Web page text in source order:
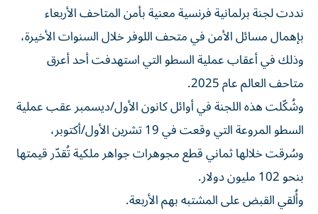
نددت لجنة برلمانية فرنسية معنية بأمن المتاحف الأربعاء
بإهمال مسائل الأمن في متحف اللوفر خلال السنوات الأخيرة،
وذلك في أعقاب عملية السطو التي استهدفت أحد أعرق
متاحف العالم عام 2025.
وشُكّلت هذه اللجنة في أوائل كانون الأول/ديسمبر عقب عملية
السطو المروعة التي وقعت في 19 تشرين الأول/أكتوبر،
وسُرقت خلالها ثماني قطع مجوهرات جواهر ملكية تُقدّر قيمتها
بنحو 102 مليون دولار.
وأُلقي القبض على المشتبه بهم الأربعة.